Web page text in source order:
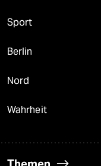
Sport
Berlin
Nord
Wahrheit